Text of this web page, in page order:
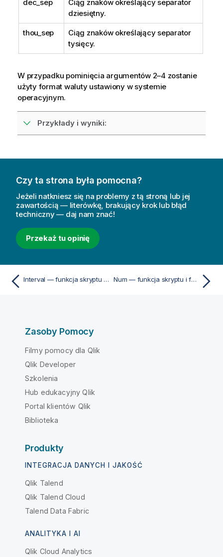
dec_sep
Ciąg znaków określający separator
dziesiętny.
thou_sep
Ciąg znaków określający separator
tysięcy.
W przypadku pominięcia argumentów 2–4 zostanie
użyty format waluty ustawiony w systemie
operacyjnym.
Przykłady i wyniki:
Czy ta strona była pomocna?
Jeżeli natkniesz się na problemy z tą stroną lub jej
zawartością — literówkę, brakujący krok lub błąd
techniczny — daj nam znać!
Przekaż tu opinię
Interval — funkcja skryptu i funkcja wykresu Num — funkcja skryptu i funkcja wykresu
Zasoby Pomocy
Filmy pomocy dla Qlik
Qlik Developer
Szkolenia
Hub edukacyjny Qlik
Portal klientów Qlik
Biblioteka
Produkty
INTEGRACJA DANYCH I JAKOŚĆ
Qlik Talend
Qlik Talend Cloud
Talend Data Fabric
ANALITYKA I AI
Qlik Cloud Analytics